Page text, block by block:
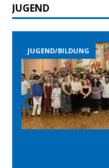
JUGEND
BILDUNG
Prev
ious